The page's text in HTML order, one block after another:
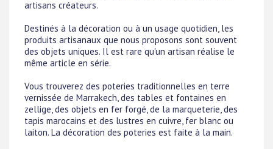
artisans créateurs.
Destinés à la décoration ou à un usage quotidien, les
produits artisanaux que nous proposons sont souvent
des objets uniques. Il est rare qu'un artisan réalise le
même article en série.
Vous trouverez des poteries traditionnelles en terre
vernissée de Marrakech, des tables et fontaines en
zellige, des objets en fer forgé, de la marqueterie, des
tapis marocains et des lustres en cuivre, fer blanc ou
laiton. La décoration des poteries est faite à la main.